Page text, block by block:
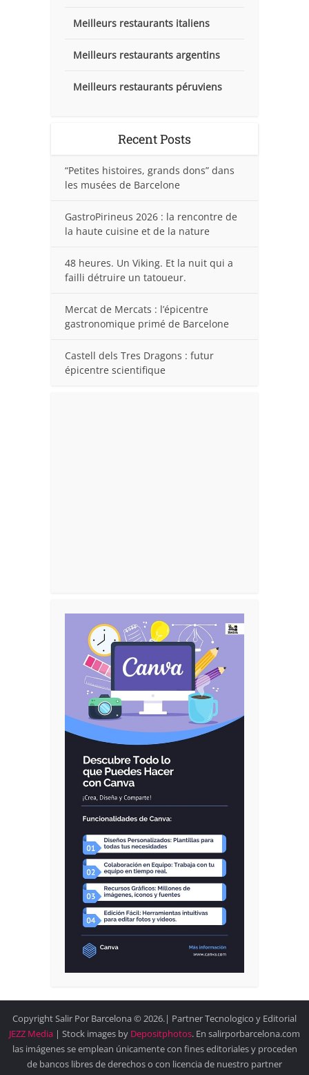
Meilleurs restaurants italiens
Meilleurs restaurants argentins
Meilleurs restaurants péruviens
Recent Posts
“Petites histoires, grands dons” dans
les musées de Barcelone
GastroPirineus 2026 : la rencontre de
la haute cuisine et de la nature
48 heures. Un Viking. Et la nuit qui a
failli détruire un tatoueur.
Mercat de Mercats : l’épicentre
gastronomique primé de Barcelone
Castell dels Tres Dragons : futur
épicentre scientifique
Copyright Salir Por Barcelona © 2026.| Partner Tecnologico y Editorial
JEZZ Media | Stock images by Depositphotos. En salirporbarcelona.com
las imágenes se emplean únicamente con fines editoriales y proceden
de bancos libres de derechos o con licencia de nuestro partner